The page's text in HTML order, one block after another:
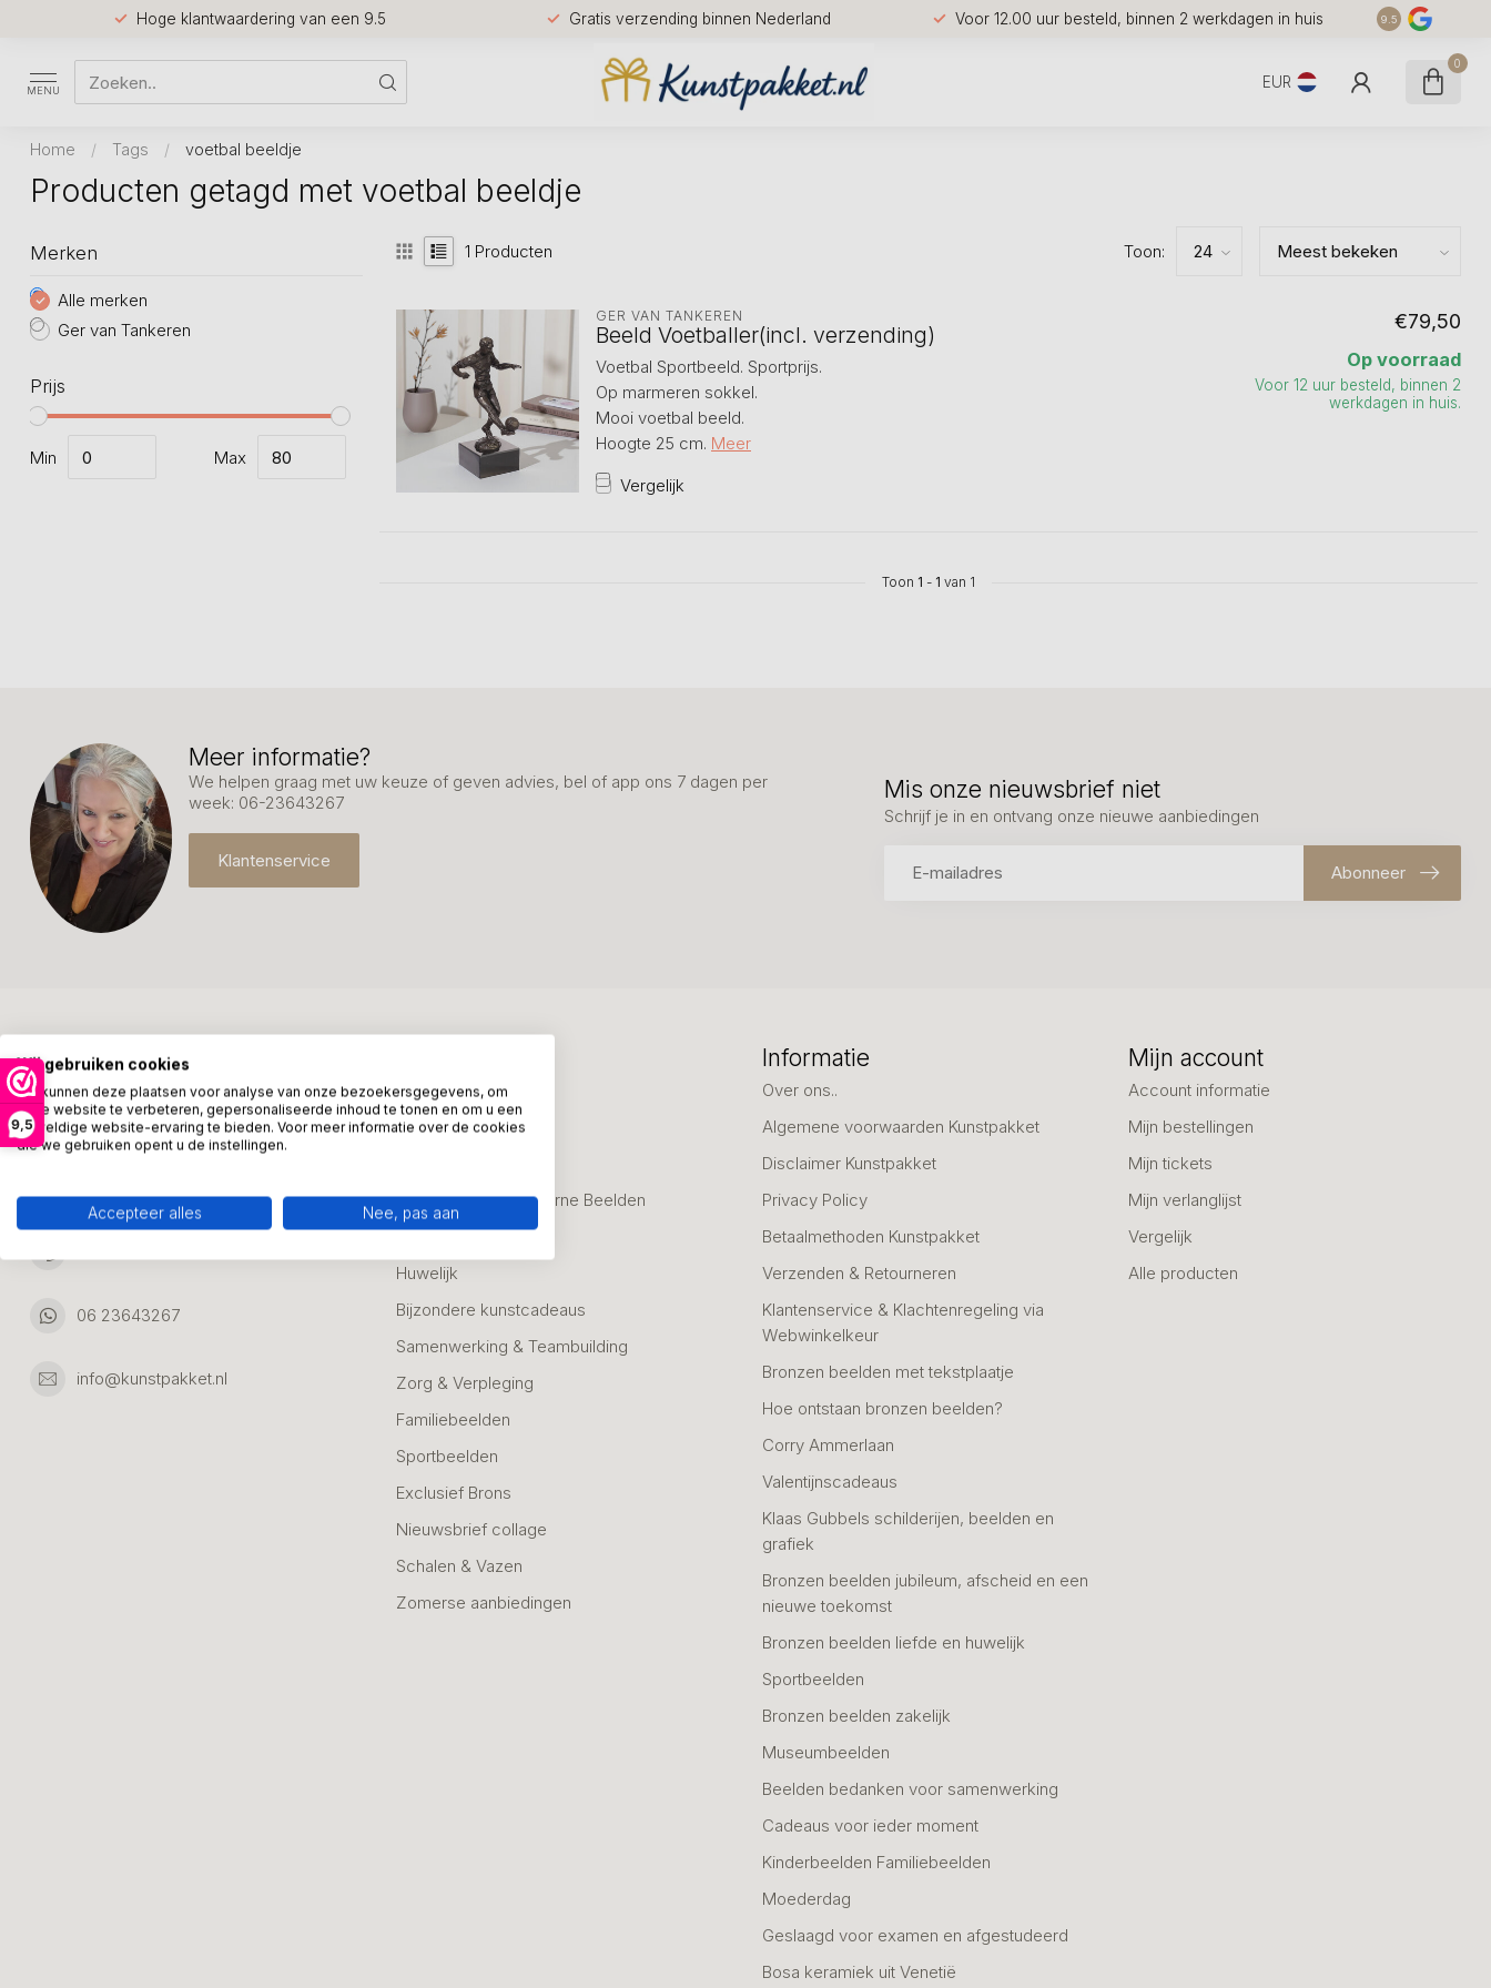
9,5
Hoge klantwaardering van een 9.5 Gratis verzending binnen Nederland Voor 12.00 uur besteld, binnen 2 werkdagen in huis 9.5
MENU EUR
0
Home / Tags / voetbal beeldje
Producten getagd met voetbal beeldje
Merken
Alle merken
Ger van Tankeren
Prijs
Min Max
1 Producten Toon:
GER VAN TANKEREN
Beeld Voetballer(incl. verzending)
Voetbal Sportbeeld. Sportprijs.
Op marmeren sokkel.
Mooi voetbal beeld.
Hoogte 25 cm. Meer
Vergelijk
€79,50
Op voorraad
Voor 12 uur besteld, binnen 2
werkdagen in huis.
Toon 1 - 1 van 1
Meer informatie?
We helpen graag met uw keuze of geven advies, bel of app ons 7 dagen per
week: 06-23643267
Klantenservice
Mis onze nieuwsbrief niet
Schrijf je in en ontvang onze nieuwe aanbiedingen
Abonneer
Kunstpakket Nederland
Adresgegevens:
Ambachtsweg 46
Nederland
06 23643267
info@kunstpakket.nl
Zakelijke Cadeaus
Bedanken
Alle Bronzen & Moderne Beelden
Geslaagd
Huwelijk
Bijzondere kunstcadeaus
Samenwerking & Teambuilding
Zorg & Verpleging
Familiebeelden
Sportbeelden
Exclusief Brons
Nieuwsbrief collage
Schalen & Vazen
Zomerse aanbiedingen
Informatie
Over ons..
Algemene voorwaarden Kunstpakket
Disclaimer Kunstpakket
Privacy Policy
Betaalmethoden Kunstpakket
Verzenden & Retourneren
Klantenservice & Klachtenregeling via
Webwinkelkeur
Bronzen beelden met tekstplaatje
Hoe ontstaan bronzen beelden?
Corry Ammerlaan
Valentijnscadeaus
Klaas Gubbels schilderijen, beelden en
grafiek
Bronzen beelden jubileum, afscheid en een
nieuwe toekomst
Bronzen beelden liefde en huwelijk
Sportbeelden
Bronzen beelden zakelijk
Museumbeelden
Beelden bedanken voor samenwerking
Cadeaus voor ieder moment
Kinderbeelden Familiebeelden
Moederdag
Geslaagd voor examen en afgestudeerd
Bosa keramiek uit Venetië
Mijn account
Account informatie
Mijn bestellingen
Mijn tickets
Mijn verlanglijst
Vergelijk
Alle producten
Wij gebruiken cookies
We kunnen deze plaatsen voor analyse van onze bezoekersgegevens, om
onze website te verbeteren, gepersonaliseerde inhoud te tonen en om u een
geweldige website-ervaring te bieden. Voor meer informatie over de cookies
die we gebruiken opent u de instellingen.
Accepteer alles Nee, pas aan